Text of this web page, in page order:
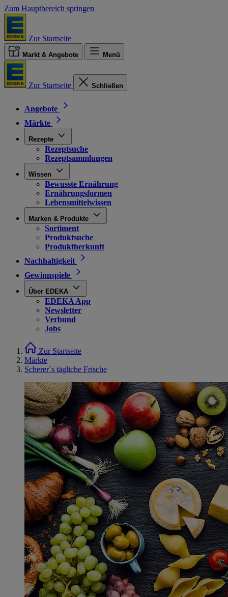
Zum Hauptbereich springen
Zur Startseite
Markt & Angebote Menü
Zur Startseite Schließen
Angebote
Märkte
Rezepte
Rezeptsuche
Rezeptsammlungen
Wissen
Bewusste Ernährung
Ernährungsformen
Lebensmittelwissen
Marken & Produkte
Sortiment
Produktsuche
Produktherkunft
Nachhaltigkeit
Gewinnspiele
Über EDEKA
EDEKA App
Newsletter
Verbund
Jobs
Zur Startseite
Märkte
Scherer´s tägliche Frische